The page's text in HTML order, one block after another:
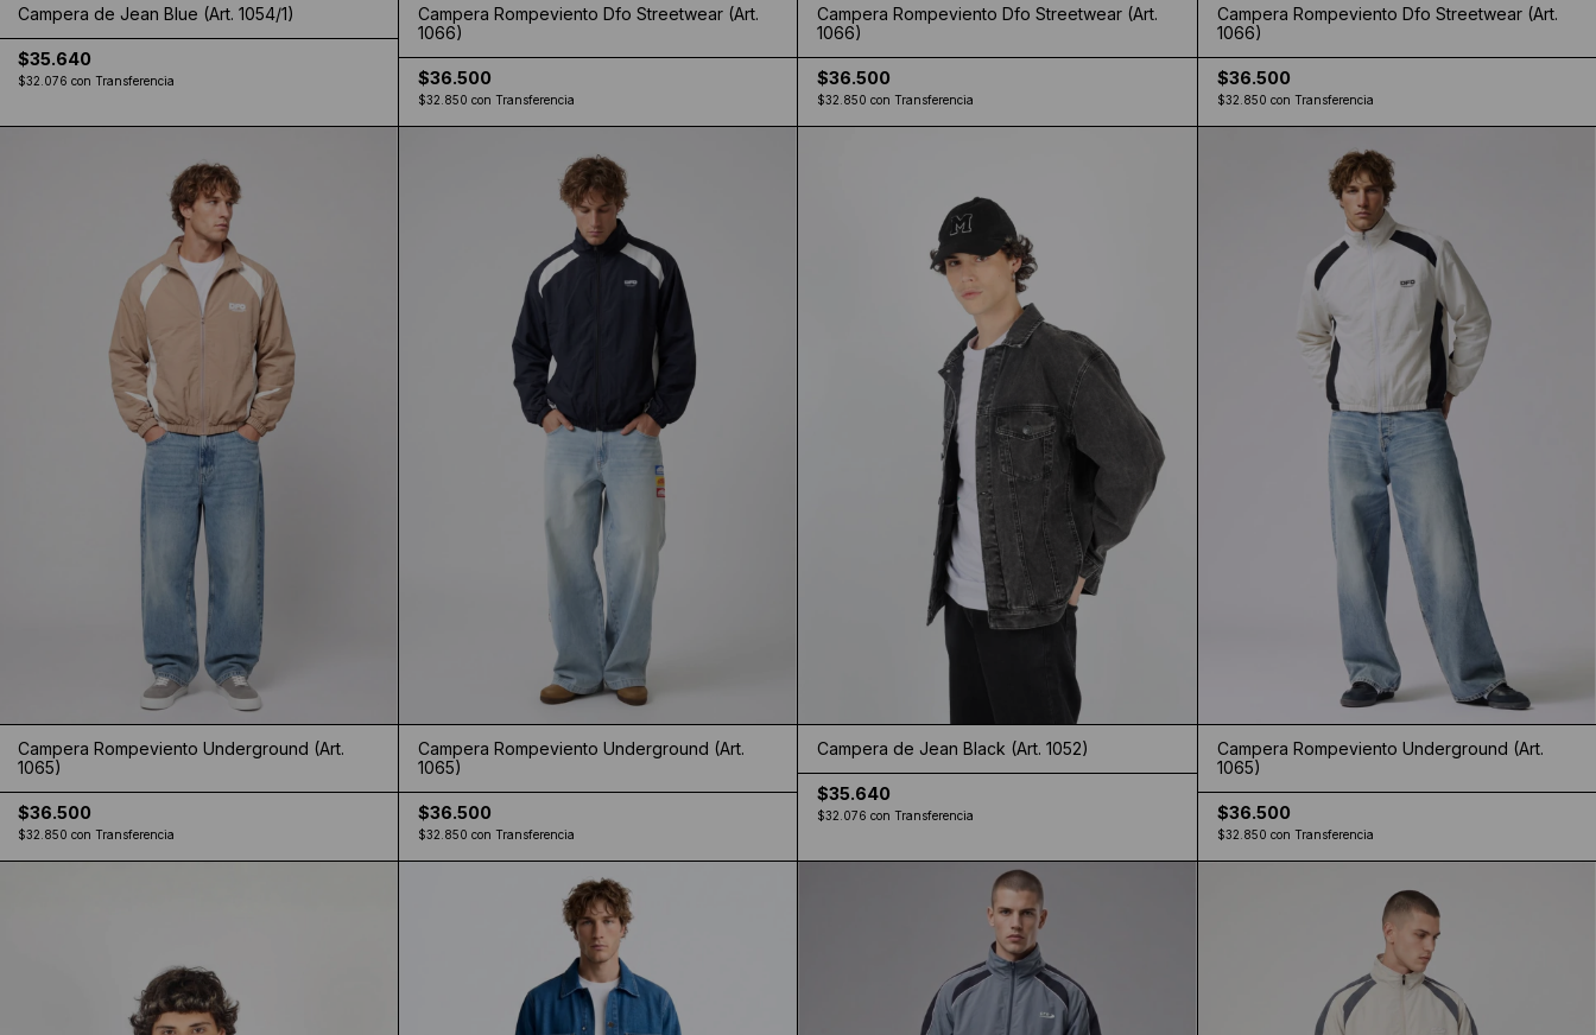
Campera de Jean Blue (Art. 1054/1)
$35.640
$32.076 con Transferencia
Campera Rompeviento Dfo Streetwear (Art.
1066)
$36.500
$32.850 con Transferencia
Campera Rompeviento Dfo Streetwear (Art.
1066)
$36.500
$32.850 con Transferencia
Campera Rompeviento Dfo Streetwear (Art.
1066)
$36.500
$32.850 con Transferencia
Campera Rompeviento Underground (Art.
1065)
$36.500
$32.850 con Transferencia
Campera Rompeviento Underground (Art.
1065)
$36.500
$32.850 con Transferencia
Campera de Jean Black (Art. 1052)
$35.640
$32.076 con Transferencia
Campera Rompeviento Underground (Art.
1065)
$36.500
$32.850 con Transferencia